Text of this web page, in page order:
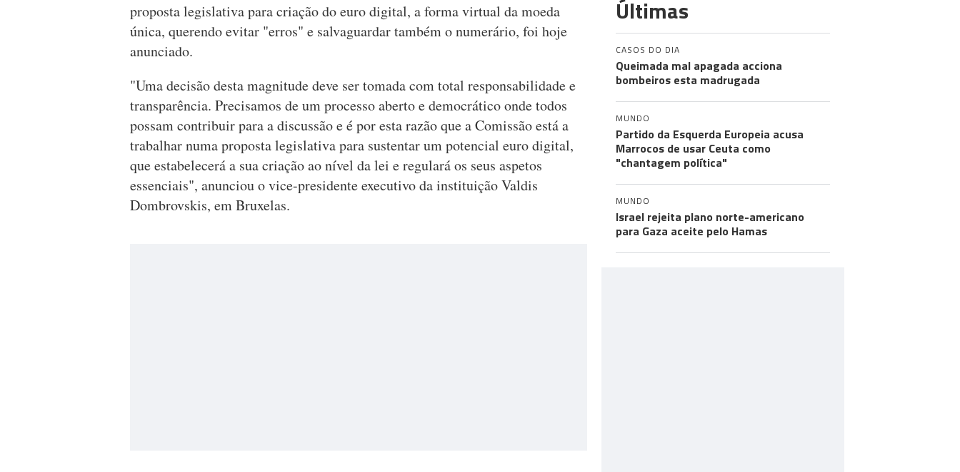
proposta legislativa para criação do euro digital, a forma virtual da moeda
única, querendo evitar "erros" e salvaguardar também o numerário, foi hoje
anunciado.
"Uma decisão desta magnitude deve ser tomada com total responsabilidade e
transparência. Precisamos de um processo aberto e democrático onde todos
possam contribuir para a discussão e é por esta razão que a Comissão está a
trabalhar numa proposta legislativa para sustentar um potencial euro digital,
que estabelecerá a sua criação ao nível da lei e regulará os seus aspetos
essenciais", anunciou o vice-presidente executivo da instituição Valdis
Dombrovskis, em Bruxelas.
Últimas
CASOS DO DIA
Queimada mal apagada acciona
bombeiros esta madrugada
MUNDO
Partido da Esquerda Europeia acusa
Marrocos de usar Ceuta como
"chantagem política"
MUNDO
Israel rejeita plano norte-americano
para Gaza aceite pelo Hamas